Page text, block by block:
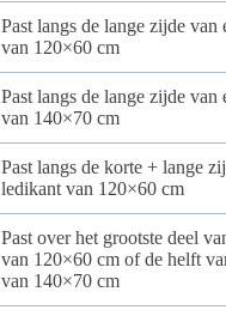
Past langs de lange zijde van
van 120×60 cm
Past langs de lange zijde van
van 140×70 cm
Past langs de korte + lange
ledikant van 120×60 cm
Past over het grootste deel
van 120×60 cm of de helft
van 140×70 cm